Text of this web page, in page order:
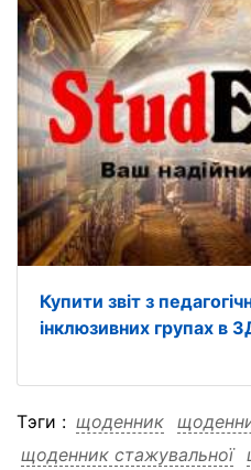
Купити звіт з
інклюзивних групах в
Тэги : щоденник
щоденник стажувальної